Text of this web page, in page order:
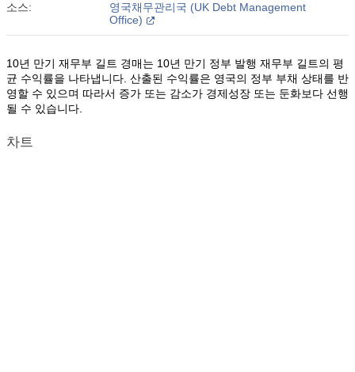
소스:
영국채무관리국 (UK Debt Management
Office)
10년 만기 재무부 길트 경매는 10년 만기 정부 발행 재무부 길트의 평
균 수익률을 나타냅니다. 산출된 수익률은 영국의 정부 부채 상태를 반
영할 수 있으며 따라서 증가 또는 감소가 경제성장 또는 둔화보다 선행
될 수 있습니다.
차트